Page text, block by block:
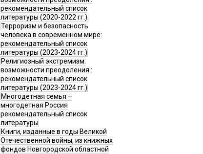
рекомендательный список
литературы (2020-2022 гг.).
Терроризм и безопасность
человека в современном мире:
рекомендательный список
литературы (2023-2024 гг.)
Религиозный экстремизм:
возможности преодоления :
рекомендательный список
литературы (2023-2024 гг.)
Многодетная семья –
многодетная Россия
рекомендательный список
литературы
Книги, изданные в годы Великой
Отечественной войны, из книжных
фондов Новгородской областной